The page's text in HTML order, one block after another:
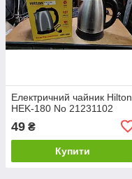
Електричний чайник Hilton
HEK-180 No 21231102
49 ₴
Купити